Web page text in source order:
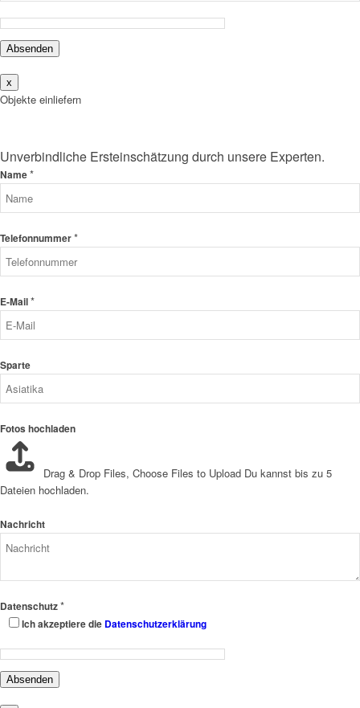
Absenden
x
Objekte einliefern
Unverbindliche Ersteinschätzung durch unsere Experten.
Name*
Telefonnummer*
E-Mail*
Sparte
Fotos hochladen
Drag & Drop Files, Choose Files to Upload Du kannst bis zu 5
Dateien hochladen.
Nachricht
Datenschutz*
Ich akzeptiere die Datenschutzerklärung
Absenden